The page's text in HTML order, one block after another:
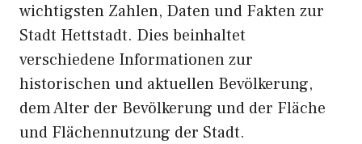
wichtigsten Zahlen, Daten und Fakten zur
Stadt Hettstadt. Dies beinhaltet
verschiedene Informationen zur
historischen und aktuellen Bevölkerung,
dem Alter der Bevölkerung und der Fläche
und Flächennutzung der Stadt.